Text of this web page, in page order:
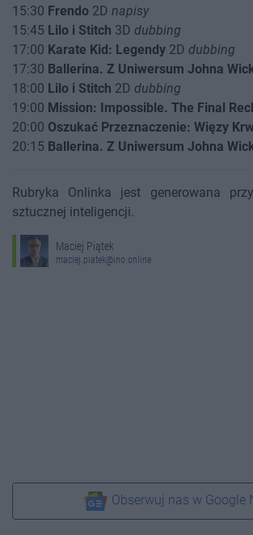
15:30 Frendo 2D napisy
15:45 Lilo i Stitch 3D dubbing
17:00 Karate Kid: Legendy 2D dubbing
17:30 Ballerina. Z Uniwersum Johna
18:00 Lilo i Stitch 2D dubbing
19:00 Mission: Impossible. The Final
20:00 Oszukać Przeznaczenie: Więzy
20:15 Ballerina. Z Uniwersum Johna
Rubryka Onlinka jest generowana
sztucznej inteligencji.
Maciej Piątek
maciej.piatek@ino.online
Obserwuj nas w Google